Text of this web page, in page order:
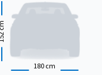
180 cm
cm